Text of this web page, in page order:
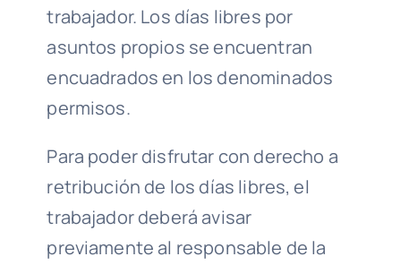
trabajador. Los días libres por
asuntos propios se encuentran
encuadrados en los denominados
permisos.
Para poder disfrutar con derecho a
retribución de los días libres, el
trabajador deberá avisar
previamente al responsable de la